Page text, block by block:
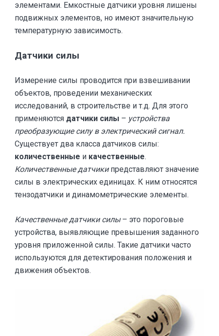
элементами. Емкостные датчики уровня лишены
подвижных элементов, но имеют значительную
температурную зависимость.
Датчики силы
Измерение силы проводится при взвешивании
объектов, проведении механических
исследований, в строительстве и т.д. Для этого
применяются датчики силы – устройства
преобразующие силу в электрический сигнал.
Существует два класса датчиков силы:
количественные и качественные.
Количественные датчикипредставляют значение
силы в электрических единицах. К ним относятся
тензодатчики и динамометрические элементы.
Качественные датчики силы– это пороговые
устройства, выявляющие превышения заданного
уровня приложенной силы. Такие датчики часто
используются для детектирования положения и
движения объектов.